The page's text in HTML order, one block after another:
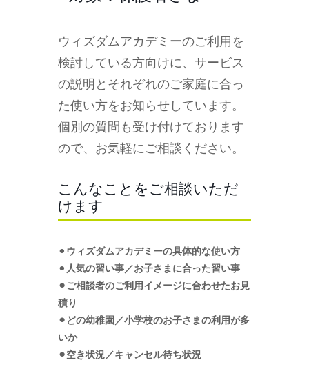
ウィズダムアカデミーのご利用を
検討している方向けに、サービス
の説明とそれぞれのご家庭に合っ
た使い方をお知らせしています。
個別の質問も受け付けております
ので、お気軽にご相談ください。
こんなことをご相談いただ
けます
⚫︎ ウィズダムアカデミーの具体的な使い方
⚫︎ 人気の習い事／お子さまに合った習い事
⚫︎ご相談者のご利用イメージに合わせたお見
積り
⚫︎どの幼稚園／小学校のお子さまの利用が多
いか
⚫︎空き状況／キャンセル待ち状況